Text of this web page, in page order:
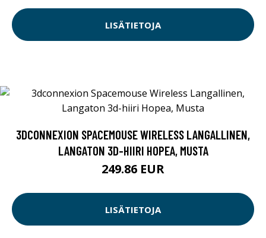
LISÄTIETOJA
3DCONNEXION SPACEMOUSE WIRELESS LANGALLINEN,
LANGATON 3D-HIIRI HOPEA, MUSTA
249.86 EUR
LISÄTIETOJA